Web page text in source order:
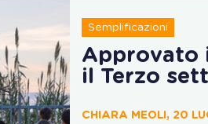
Semplificazioni
Approvato
il Terzo
CHIARA MEOLI, 20